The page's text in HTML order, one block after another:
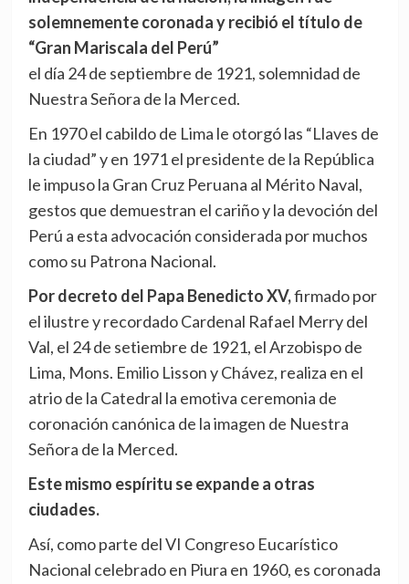
solemnemente coronada y recibió el título de
“Gran Mariscala del Perú”
el día 24 de septiembre de 1921, solemnidad de
Nuestra Señora de la Merced.
En 1970 el cabildo de Lima le otorgó las “Llaves de
la ciudad” y en 1971 el presidente de la República
le impuso la Gran Cruz Peruana al Mérito Naval,
gestos que demuestran el cariño y la devoción del
Perú a esta advocación considerada por muchos
como su Patrona Nacional.
Por decreto del Papa Benedicto XV,firmado por
el ilustre y recordado Cardenal Rafael Merry del
Val, el 24 de setiembre de 1921, el Arzobispo de
Lima, Mons. Emilio Lisson y Chávez, realiza en el
atrio de la Catedral la emotiva ceremonia de
coronación canónica de la imagen de Nuestra
Señora de la Merced.
Este mismo espíritu se expande a otras
ciudades.
Así, como parte del VI Congreso Eucarístico
Nacional celebrado en Piura en 1960, es coronada